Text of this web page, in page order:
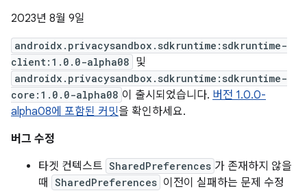
2023년 8월 9일
androidx.privacysandbox.sdkruntime:sdkruntime-
client:1.0.0-alpha08 및
androidx.privacysandbox.sdkruntime:sdkruntime-
core:1.0.0-alpha08 이 출시되었습니다. 버전 1.0.0-
alpha08에 포함된 커밋을 확인하세요.
버그 수정
타겟 컨텍스트 SharedPreferences 가 존재하지 않을
때
SharedPreferences 이전이 실패하는 문제 수정